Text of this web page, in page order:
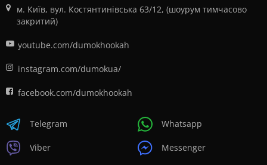
м. Київ, вул. Костянтинівська 63/12, (шоурум тимчасово
закритий)
youtube.com/dumokhookah
instagram.com/dumokua/
facebook.com/dumokhookah
Telegram
Viber
Whatsapp
Messenger